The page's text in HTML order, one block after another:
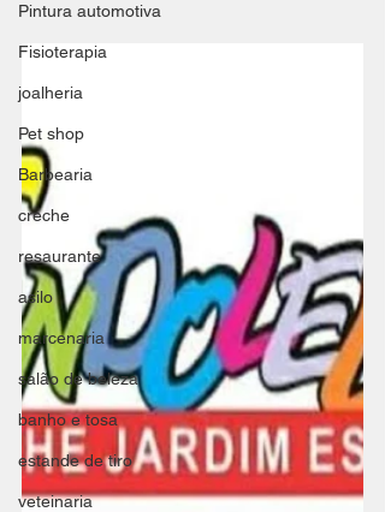
Pintura automotiva
Fisioterapia
joalheria
Pet shop
Barbearia
creche
resaurante
asilo
marcenaria
salão de beleza
banho e tosa
estande de tiro
veteinaria